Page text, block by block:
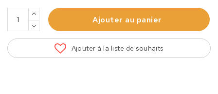
Ajouter au panier
Ajouter à la liste de souhaits